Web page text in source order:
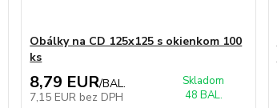
Obálky na CD 125x125 s okienkom 100
ks
8,79 EUR/BAL.
7,15 EUR bez DPH
Skladom
48 BAL.